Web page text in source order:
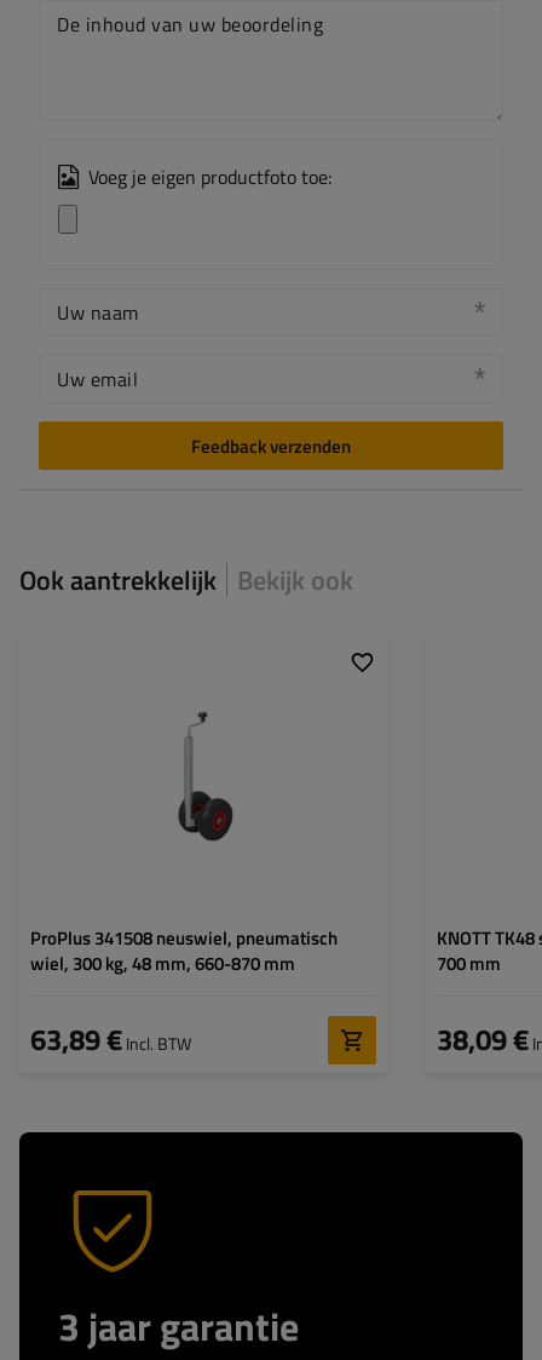
De inhoud van uw beoordeling
Voeg je eigen productfoto toe:
Uw naam
Uw email
Feedback verzenden
Ook aantrekkelijk Bekijk ook
ProPlus 341508 neuswiel, pneumatisch
wiel, 300 kg, 48 mm, 660-870 mm
63,89 €Incl. BTW
660 - 870 mm
op de klem
KNOTT
700 mm
38,09 €
3 jaar garantie